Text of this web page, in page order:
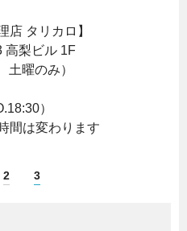
店 タリカロ】
高梨ビル 1F
土曜のみ）
）
間は変わります
2 3